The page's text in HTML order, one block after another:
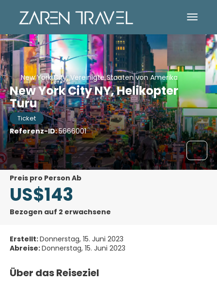
New York City, Vereinigte Staaten von Amerika
New York City NY, Helikopter
Turu
Ticket
Referenz-ID:5666001
Preis pro Person Ab
US$143
Bezogen auf 2 erwachsene
Erstellt:Donnerstag, 15. Juni 2023
Abreise:Donnerstag, 15. Juni 2023
Über das Reiseziel